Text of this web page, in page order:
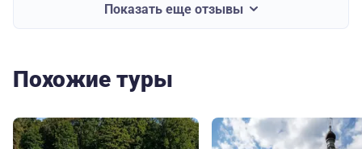
Показать еще отзывы
Похожие туры